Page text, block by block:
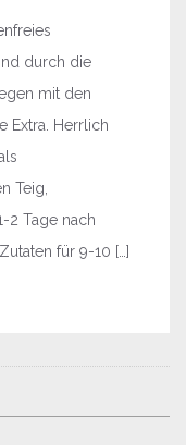
durch die
mit den
Extra. Herrlich
Teig,
2 Tage nach
Zutaten für 9-10 […]